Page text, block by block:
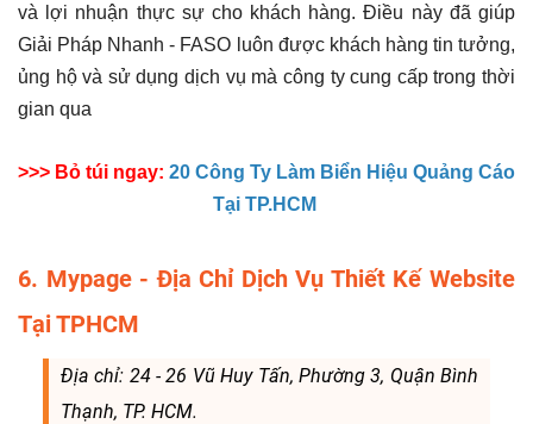
và lợi nhuận thực sự cho khách hàng. Điều này đã giúp
Giải Pháp Nhanh - FASO luôn được khách hàng tin tưởng,
ủng hộ và sử dụng dịch vụ mà công ty cung cấp trong thời
gian qua
>>> Bỏ túi ngay: 20 Công Ty Làm Biển Hiệu Quảng Cáo
Tại TP.HCM
6. Mypage - Địa Chỉ Dịch Vụ Thiết Kế Website
Tại TPHCM
Địa chỉ: 24 - 26 Vũ Huy Tấn, Phường 3, Quận Bình
Thạnh, TP. HCM.